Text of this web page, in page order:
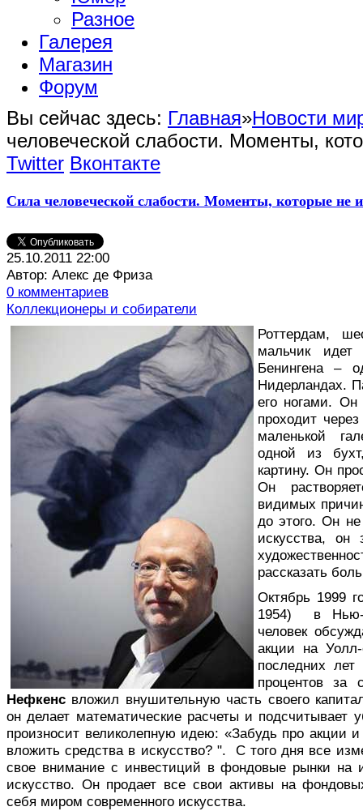
Разное
Галерея
Магазин
Форум
Вы сейчас здесь: Главная»Новости
человеческой слабости. Моменты,
Twitter Вконтакте
Сила человеческой слабости. Моменты, которые не
25.10.2011 22:00
Автор: Алекс де Фриза
0 комментариев
Коллекционеры и собиратели
Роттердам,
мальчик
Бенингена –
Нидерландах.
его ногами.
проходит
маленькой
одной из
картину. Он
Он
видимых
до этого. Он
искусства, он
рассказать
Октябрь 1999
1954) в Нью-
человек
акции на
последних лет
процентов
Нефкенс вложил внушительную часть своего
он делает математические расчеты и подсчитывает
произносит великолепную идею: «Забудь про
вложить средства в искусство? ". С того дня все
свое внимание с инвестиций в фондовые рынки на
искусство. Он продает все свои активы на
себя миром современного искусства.